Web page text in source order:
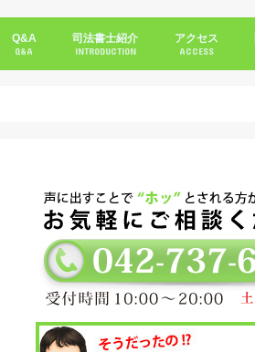
Q&A
Q&A
司法書士紹介
INTRODUCTION
アクセス
ACCESS